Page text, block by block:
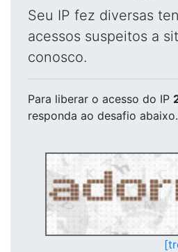
Seu IP fez diversas
acessos suspeitos a
conosco.
Para liberar o acesso do IP
responda ao desafio abaixo.